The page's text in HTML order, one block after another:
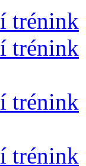
trénink
trénink
trénink
trénink